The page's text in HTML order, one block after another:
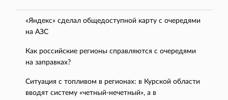
«Яндекс» сделал общедоступной карту с очередями
на АЗС
Как российские регионы справляются с очередями
на заправках?
Ситуация с топливом в регионах: в Курской области
вводят систему «четный-нечетный», а в